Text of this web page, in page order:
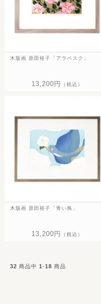
木版画 原田裕子「アラベスク」
13,200円 （税込）
木版画 原田裕子「青い鳥」
13,200円 （税込）
32 商品中 1-18 商品